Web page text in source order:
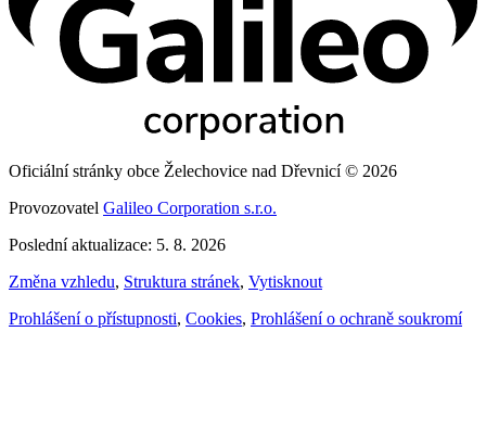
Oficiální stránky obce Želechovice nad Dřevnicí © 2026
Provozovatel Galileo Corporation s.r.o.
Poslední aktualizace: 5. 8. 2026
Změna vzhledu, Struktura stránek, Vytisknout
Prohlášení o přístupnosti, Cookies, Prohlášení o ochraně soukromí